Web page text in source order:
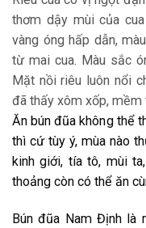
thơm dậy mùi của
vàng óng hấp dẫn,
từ mai cua. Màu sắc
Mặt nồi riêu luôn nổi
đã thấy xôm xốp, mềm
Ăn bún đũa không thể
thì cứ tùy ý, mùa nào
kinh giới, tía tô, mùi
thoảng còn có thể ăn
Bún đũa Nam Định là